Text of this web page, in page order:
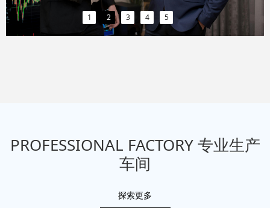
1 2 3 4 5
PROFESSIONAL FACTORY 专业生产
车间
探索更多